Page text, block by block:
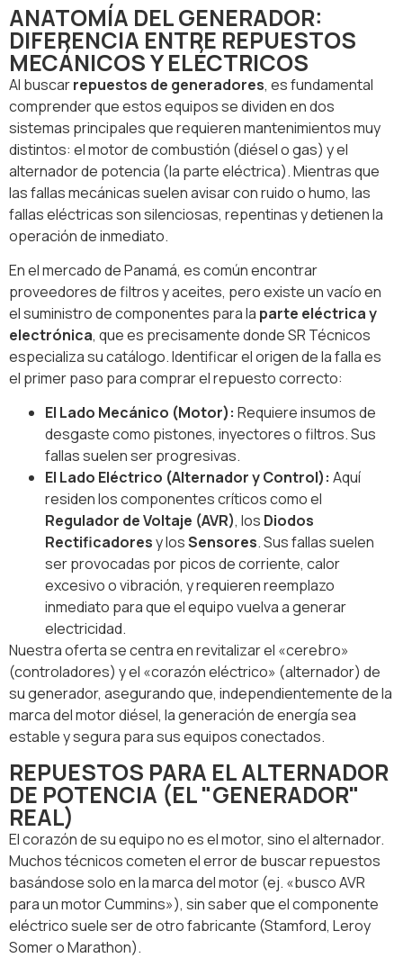
ANATOMÍA DEL GENERADOR:
DIFERENCIA ENTRE REPUESTOS
MECÁNICOS Y ELÉCTRICOS
Al buscarrepuestos de generadores, es fundamental
comprender que estos equipos se dividen en dos
sistemas principales que requieren mantenimientos muy
distintos: el motor de combustión (diésel o gas) y el
alternador de potencia (la parte eléctrica). Mientras que
las fallas mecánicas suelen avisar con ruido o humo, las
fallas eléctricas son silenciosas, repentinas y detienen la
operación de inmediato.
En el mercado de Panamá, es común encontrar
proveedores de filtros y aceites, pero existe un vacío en
el suministro de componentes para la parte eléctrica y
electrónica, que es precisamente donde SR Técnicos
especializa su catálogo. Identificar el origen de la falla es
el primer paso para comprar el repuesto correcto:
El Lado Mecánico (Motor): Requiere insumos de
desgaste como pistones, inyectores o filtros. Sus
fallas suelen ser progresivas.
El Lado Eléctrico (Alternador y Control): Aquí
residen los componentes críticos como el
Regulador de Voltaje (AVR), los Diodos
Rectificadoresy losSensores. Sus fallas suelen
ser provocadas por picos de corriente, calor
excesivo o vibración, y requieren reemplazo
inmediato para que el equipo vuelva a generar
electricidad.
Nuestra oferta se centra en revitalizar el «cerebro»
(controladores) y el «corazón eléctrico» (alternador) de
su generador, asegurando que, independientemente de la
marca del motor diésel, la generación de energía sea
estable y segura para sus equipos conectados.
REPUESTOS PARA EL ALTERNADOR
DE POTENCIA (EL "GENERADOR"
REAL)
El corazón de su equipo no es el motor, sino el alternador.
Muchos técnicos cometen el error de buscar repuestos
basándose solo en la marca del motor (ej. «busco AVR
para un motor Cummins»), sin saber que el componente
eléctrico suele ser de otro fabricante (Stamford, Leroy
Somer o Marathon).